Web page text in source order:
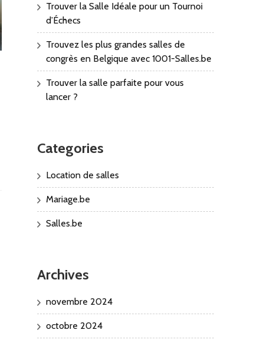
Trouver la Salle Idéale pour un Tournoi
d’Échecs
Trouvez les plus grandes salles de
congrès en Belgique avec 1001-Salles.be
Trouver la salle parfaite pour vous
lancer ?
Categories
Location de salles
Mariage.be
Salles.be
Archives
novembre 2024
octobre 2024